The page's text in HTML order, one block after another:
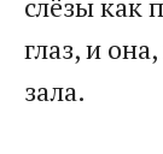
слёзы как
глаз, и
зала.